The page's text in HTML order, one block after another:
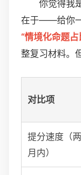
你觉得我
在于——给你一
“情境化命题
整复习材料。
对比项
提分速度（两
月内）